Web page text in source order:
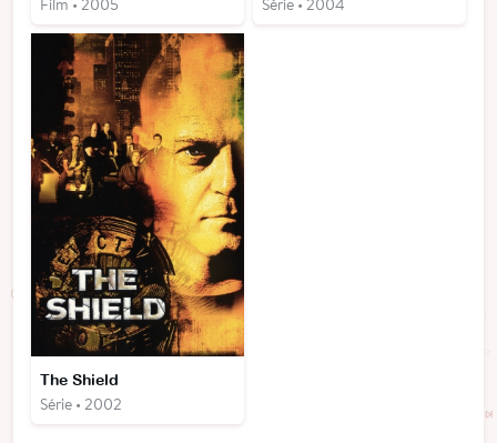
Film • 2005 Série • 2004
The Shield
Série • 2002